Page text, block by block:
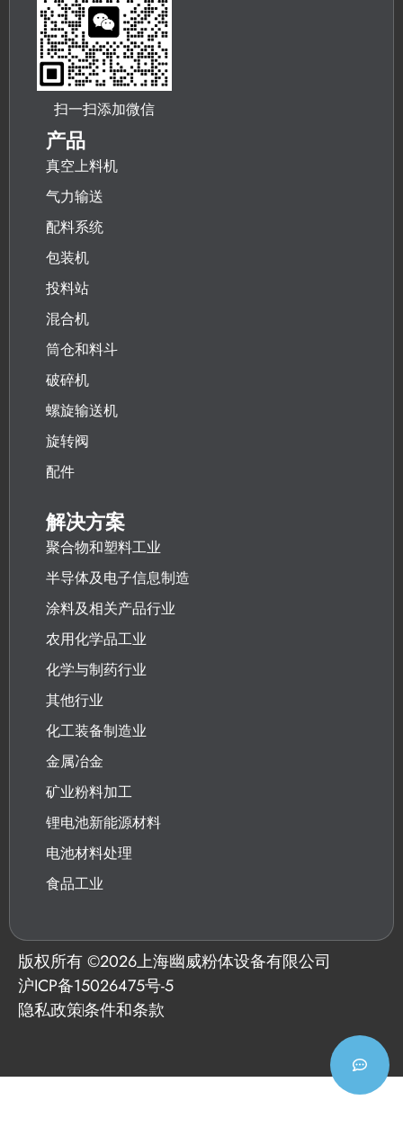
扫一扫添加微信
产品
真空上料机
气力输送
配料系统
包装机
投料站
混合机
筒仓和料斗
破碎机
螺旋输送机
旋转阀
配件
解决方案
聚合物和塑料工业
半导体及电子信息制造
涂料及相关产品行业
农用化学品工业
化学与制药行业
其他行业
化工装备制造业
金属冶金
矿业粉料加工
锂电池新能源材料
电池材料处理
食品工业
版权所有 ©2026上海幽威粉体设备有限公司
沪ICP备15026475号-5
隐私政策条件和条款